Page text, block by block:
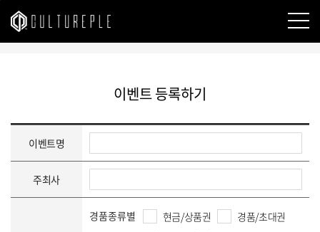
본문바로가기
이벤트 등록하기
이벤트명
주최사
경품종류별 현금/상품권
경품/초대권